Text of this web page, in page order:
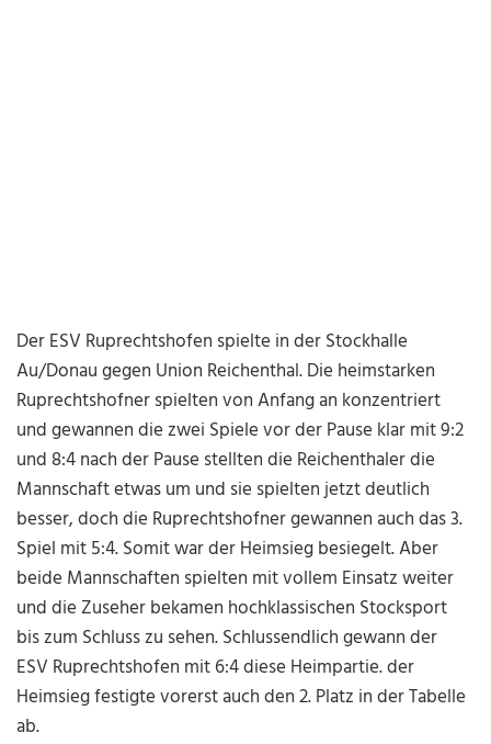
Der ESV Ruprechtshofen spielte in der Stockhalle
Au/Donau gegen Union Reichenthal. Die heimstarken
Ruprechtshofner spielten von Anfang an konzentriert
und gewannen die zwei Spiele vor der Pause klar mit 9:2
und 8:4 nach der Pause stellten die Reichenthaler die
Mannschaft etwas um und sie spielten jetzt deutlich
besser, doch die Ruprechtshofner gewannen auch das 3.
Spiel mit 5:4. Somit war der Heimsieg besiegelt. Aber
beide Mannschaften spielten mit vollem Einsatz weiter
und die Zuseher bekamen hochklassischen Stocksport
bis zum Schluss zu sehen. Schlussendlich gewann der
ESV Ruprechtshofen mit 6:4 diese Heimpartie. der
Heimsieg festigte vorerst auch den 2. Platz in der Tabelle
ab.